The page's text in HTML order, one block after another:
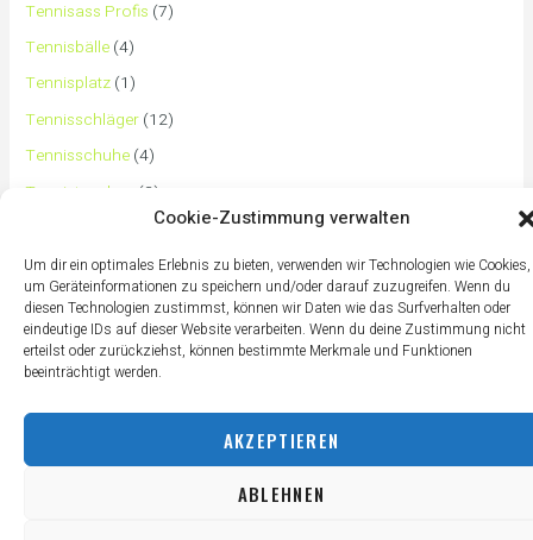
Cookie-Zustimmung verwalten
Um dir ein optimales Erlebnis zu bieten, verwenden wir Technologien wie Cookies,
um Geräteinformationen zu speichern und/oder darauf zuzugreifen. Wenn du
diesen Technologien zustimmst, können wir Daten wie das Surfverhalten oder
eindeutige IDs auf dieser Website verarbeiten. Wenn du deine Zustimmung nicht
erteilst oder zurückziehst, können bestimmte Merkmale und Funktionen
beeinträchtigt werden.
AKZEPTIEREN
ABLEHNEN
Tennisass Profis (7)
Tennisbälle (4)
Tennisplatz (1)
Tennisschläger (12)
Tennisschuhe (4)
Tennistaschen
(2)